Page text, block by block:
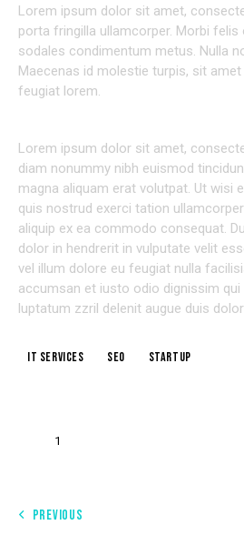
Lorem ipsum dolor sit amet,
porta fringilla ullamcorper. Morbi felis
sodales condimentum metus. Nulla
Maecenas id molestie turpis, sit
feugiat lorem.
Lorem ipsum dolor sit amet,
diam nonummy nibh euismod
magna aliquam erat volutpat. Ut wisi
quis nostrud exerci tation
aliquip ex ea commodo consequat.
dolor in hendrerit in vulputate velit
vel illum dolore eu feugiat nulla
accumsan et iusto odio dignissim
luptatum zzril delenit augue duis
IT services Seo Startup
1
PREVIOUS